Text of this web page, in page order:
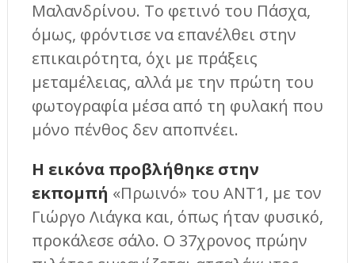
Μαλανδρίνου. Το φετινό του Πάσχα,
όμως, φρόντισε να επανέλθει στην
επικαιρότητα, όχι με πράξεις
μεταμέλειας, αλλά με την πρώτη του
φωτογραφία μέσα από τη φυλακή που
μόνο πένθος δεν αποπνέει.
Η εικόνα προβλήθηκε στην
εκπομπή «Πρωινό» του ΑΝΤ1, με τον
Γιώργο Λιάγκα και, όπως ήταν φυσικό,
προκάλεσε σάλο. Ο 37χρονος πρώην